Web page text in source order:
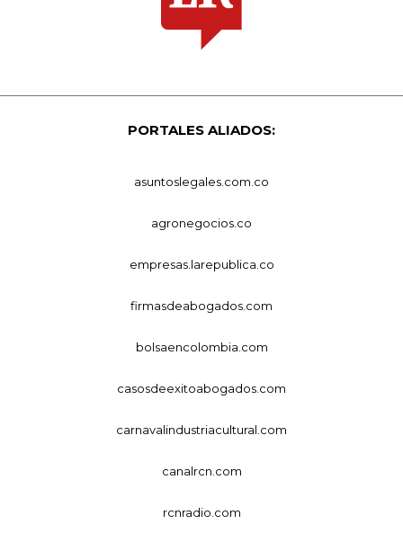
PORTALES ALIADOS:
asuntoslegales.com.co
agronegocios.co
empresas.larepublica.co
firmasdeabogados.com
bolsaencolombia.com
casosdeexitoabogados.com
carnavalindustriacultural.com
canalrcn.com
rcnradio.com